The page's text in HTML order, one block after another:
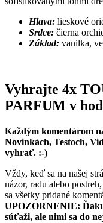
Hlava: lieskové
Srdce: čierna
Základ: vanilka,
Vyhrajte 4x
PARFUM v
Každým komentárom
Novinkách, Testoch,
vyhrať. :-)
Vždy, keď sa na našej
názor, radu alebo
sa všetky pridané
UPOZORNENIE:
súťaži, ale nimi sa do